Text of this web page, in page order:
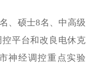
、硕士8名、中高级
平台和改良电休克
神经调控重点实验